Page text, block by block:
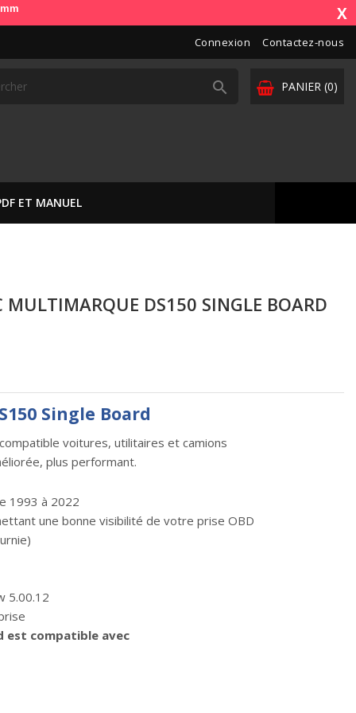
OdbDiag vous livre dans toute l'Europe. Vos paiements sont X
Connexion Contactez-nous
PANIER (0)

ET MANUEL
MULTIMARQUE DS150 SINGLE BOARD
Single Board
voitures, utilitaires et camions
plus performant.
1993 à 2022
une bonne visibilité de votre prise OBD
5.00.12
est compatible avec